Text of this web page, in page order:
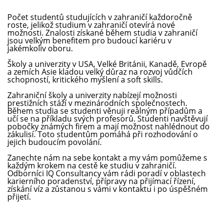
Počet studentů studujících v zahraničí každoročně
roste, jelikož studium v zahraničí otevírá nové
možnosti. Znalosti získané během studia v zahraničí
jsou velkým benefitem pro budoucí kariéru v
jakémkoliv oboru.
Školy a univerzity v USA, Velké Británii, Kanadě, Evropě
a zemích Asie kladou velký důraz na rozvoj vůdčích
schopností, kritického myšlení a soft skills.
Zahraniční školy a univerzity nabízejí možnosti
prestižních stáží v mezinárodních společnostech.
Během studia se studenti věnuji reálným případům a
učí se na příkladu svých profesorů. Studenti navštěvují
pobočky známých firem a mají možnost nahlédnout do
zákulisí. Toto studentům pomáhá při rozhodování o
jejich budoucím povolání.
Zanechte nám na sebe kontakt a my vám pomůžeme s
každým krokem na cestě ke studiu v zahraničí.
Odborníci IQ Consultancy vám rádi poradí v oblastech
karierního poradenství, přípravy na přijímací řízení,
získání víz a zůstanou s vámi v kontaktu i po úspěšném
přijetí.